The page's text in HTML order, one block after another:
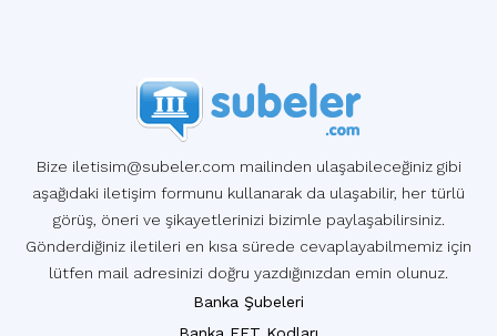
Bize iletisim@subeler.com mailinden ulaşabileceğiniz gibi
aşağıdaki iletişim formunu kullanarak da ulaşabilir, her türlü
görüş, öneri ve şikayetlerinizi bizimle paylaşabilirsiniz.
Gönderdiğiniz iletileri en kısa sürede cevaplayabilmemiz için
lütfen mail adresinizi doğru yazdığınızdan emin olunuz.
Banka Şubeleri